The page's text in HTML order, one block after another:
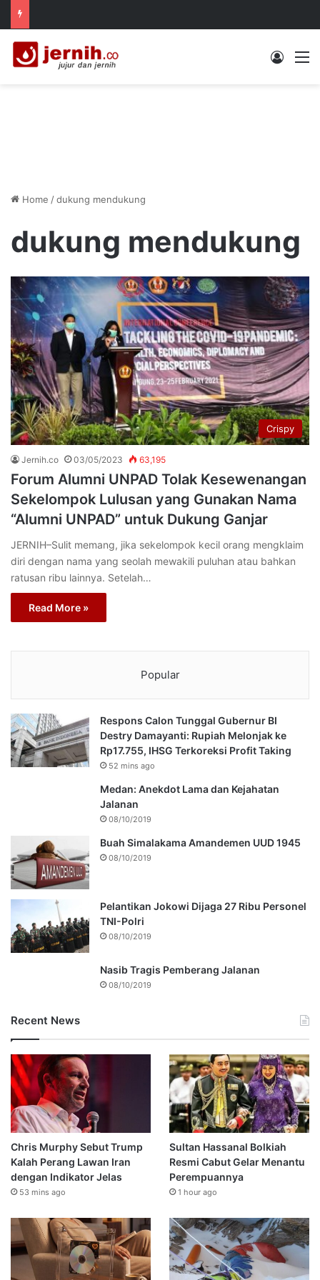
Log In
Home /dukung mendukung
dukung mendukung
Crispy
Jernih.co 03/05/2023 63,195
Forum Alumni UNPAD Tolak Kesewenangan
Sekelompok Lulusan yang Gunakan Nama
“Alumni UNPAD” untuk Dukung Ganjar
JERNIH–Sulit memang, jika sekelompok kecil orang mengklaim
diri dengan nama yang seolah mewakili puluhan atau bahkan
ratusan ribu lainnya. Setelah…
Read More »
Popular
Respons Calon Tunggal Gubernur BI
Destry Damayanti: Rupiah Melonjak ke
Rp17.755, IHSG Terkoreksi Profit Taking
52 mins ago
Medan: Anekdot Lama dan Kejahatan
Jalanan
08/10/2019
Buah Simalakama Amandemen UUD 1945
08/10/2019
Pelantikan Jokowi Dijaga 27 Ribu Personel
TNI-Polri
08/10/2019
Nasib Tragis Pemberang Jalanan
08/10/2019
Recent News
Chris Murphy Sebut Trump
Kalah Perang Lawan Iran
dengan Indikator Jelas
53 mins ago
Sultan Hassanal Bolkiah
Resmi Cabut Gelar Menantu
Perempuannya
1 hour ago